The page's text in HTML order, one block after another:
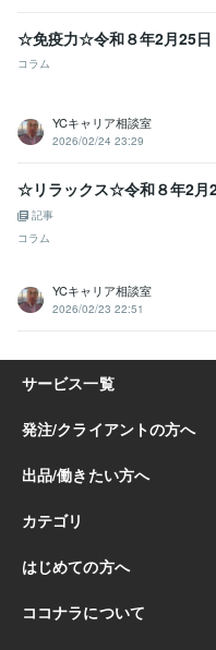
☆免疫力☆令和８年2月25
コラム
YCキャリア相談室
2026/02/24 23:29
☆リラックス☆令和８年2月
記事
コラム
YCキャリア相談室
2026/02/23 22:51